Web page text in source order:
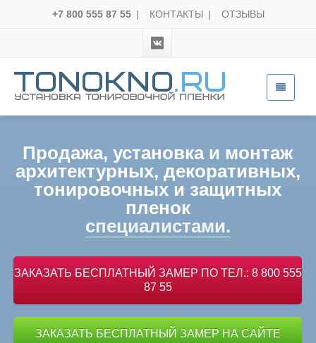
+7 800 555 87 55 | КОНТАКТЫ | ОТЗЫВЫ
Продажа, установка и монтаж
архитектурных, декоративных,
тонировочных и защитных
пленок
специалистами.
ЗАКАЗАТЬ БЕСПЛАТНЫЙ ЗАМЕР ПО ТЕЛ.: 8 800 555
87 55
ЗАКАЗАТЬ БЕСПЛАТНЫЙ ЗАМЕР НА САЙТЕ